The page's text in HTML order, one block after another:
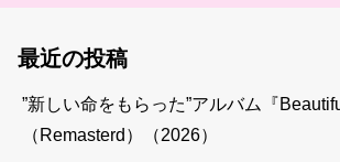
最近の投稿
”新しい命をもらった”アルバム『
（Remasterd）（2026）